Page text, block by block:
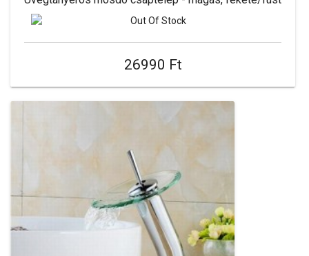
26990 Ft